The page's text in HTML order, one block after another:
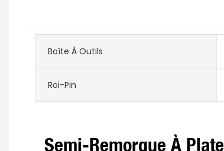
Boîte À Outils
Roi-Pin
Semi-Remorque À Plate